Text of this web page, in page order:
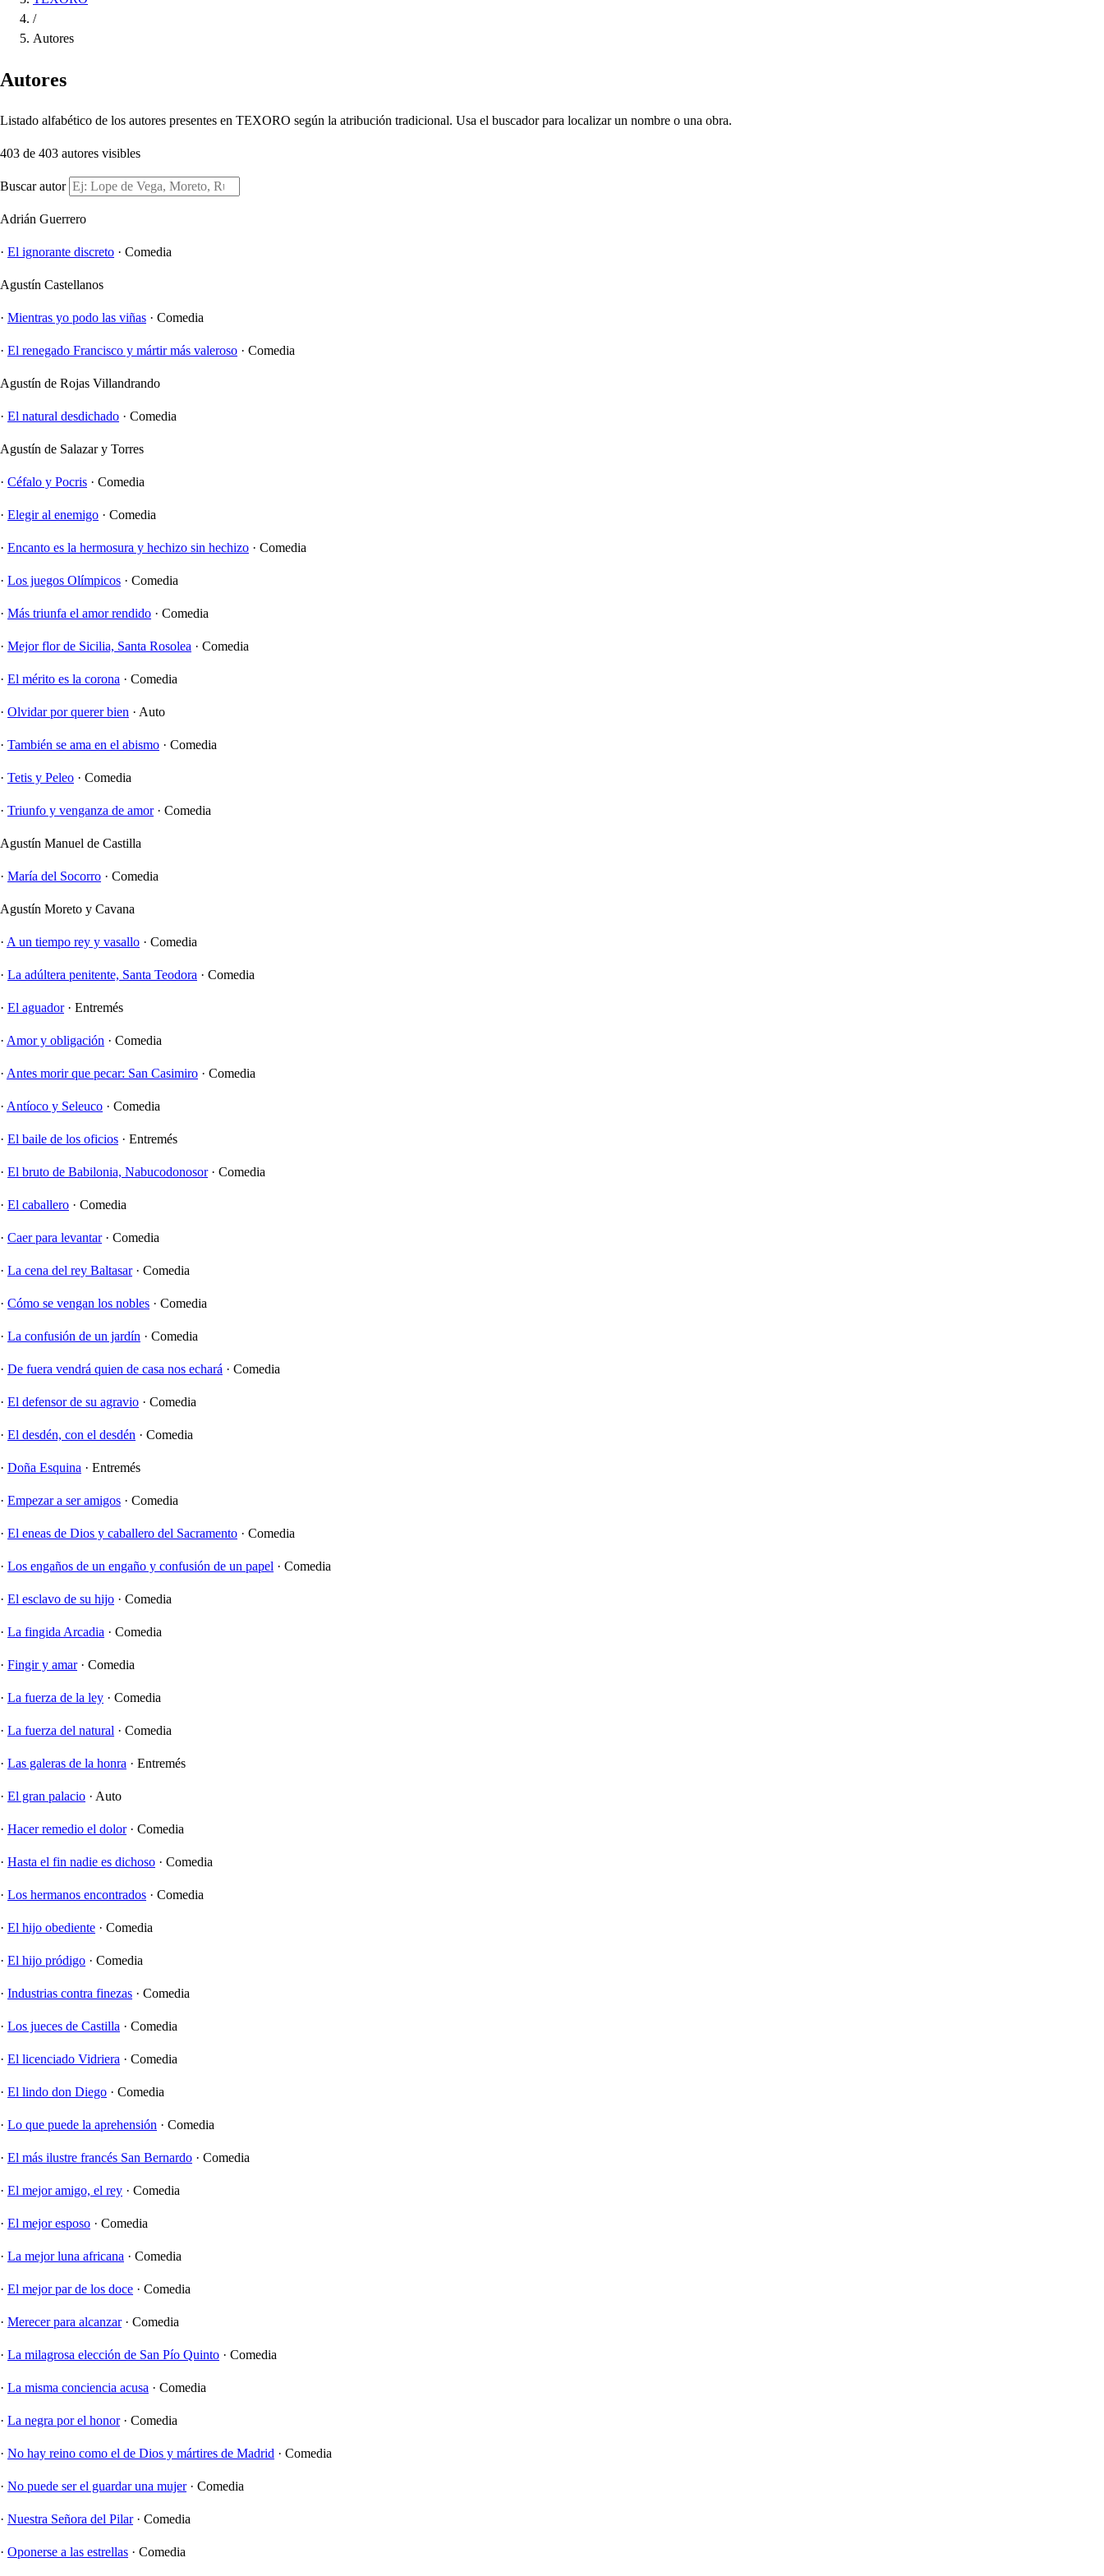
/
Autores
Autores
Listado alfabético de los autores presentes en TEXORO según la atribución tradicional. Usa el buscador para localizar un nombre o una obra.
403 de 403 autores visibles
Buscar autor
Adrián Guerrero
· El ignorante discreto · Comedia
Agustín Castellanos
· Mientras yo podo las viñas · Comedia
· El renegado Francisco y mártir más valeroso · Comedia
Agustín de Rojas Villandrando
· El natural desdichado · Comedia
Agustín de Salazar y Torres
· Céfalo y Pocris · Comedia
· Elegir al enemigo · Comedia
· Encanto es la hermosura y hechizo sin hechizo · Comedia
· Los juegos Olímpicos · Comedia
· Más triunfa el amor rendido · Comedia
· Mejor flor de Sicilia, Santa Rosolea · Comedia
· El mérito es la corona · Comedia
· Olvidar por querer bien · Auto
· También se ama en el abismo · Comedia
· Tetis y Peleo · Comedia
· Triunfo y venganza de amor · Comedia
Agustín Manuel de Castilla
· María del Socorro · Comedia
Agustín Moreto y Cavana
· A un tiempo rey y vasallo · Comedia
· La adúltera penitente, Santa Teodora · Comedia
· El aguador · Entremés
· Amor y obligación · Comedia
· Antes morir que pecar: San Casimiro · Comedia
· Antíoco y Seleuco · Comedia
· El baile de los oficios · Entremés
· El bruto de Babilonia, Nabucodonosor · Comedia
· El caballero · Comedia
· Caer para levantar · Comedia
· La cena del rey Baltasar · Comedia
· Cómo se vengan los nobles · Comedia
· La confusión de un jardín · Comedia
· De fuera vendrá quien de casa nos echará · Comedia
· El defensor de su agravio · Comedia
· El desdén, con el desdén · Comedia
· Doña Esquina · Entremés
· Empezar a ser amigos · Comedia
· El eneas de Dios y caballero del Sacramento · Comedia
· Los engaños de un engaño y confusión de un papel · Comedia
· El esclavo de su hijo · Comedia
· La fingida Arcadia · Comedia
· Fingir y amar · Comedia
· La fuerza de la ley · Comedia
· La fuerza del natural · Comedia
· Las galeras de la honra · Entremés
· El gran palacio · Auto
· Hacer remedio el dolor · Comedia
· Hasta el fin nadie es dichoso · Comedia
· Los hermanos encontrados · Comedia
· El hijo obediente · Comedia
· El hijo pródigo · Comedia
· Industrias contra finezas · Comedia
· Los jueces de Castilla · Comedia
· El licenciado Vidriera · Comedia
· El lindo don Diego · Comedia
· Lo que puede la aprehensión · Comedia
· El más ilustre francés San Bernardo · Comedia
· El mejor amigo, el rey · Comedia
· El mejor esposo · Comedia
· La mejor luna africana · Comedia
· El mejor par de los doce · Comedia
· Merecer para alcanzar · Comedia
· La milagrosa elección de San Pío Quinto · Comedia
· La misma conciencia acusa · Comedia
· La negra por el honor · Comedia
· No hay reino como el de Dios y mártires de Madrid · Comedia
· No puede ser el guardar una mujer · Comedia
· Nuestra Señora del Pilar · Comedia
· Oponerse a las estrellas · Comedia